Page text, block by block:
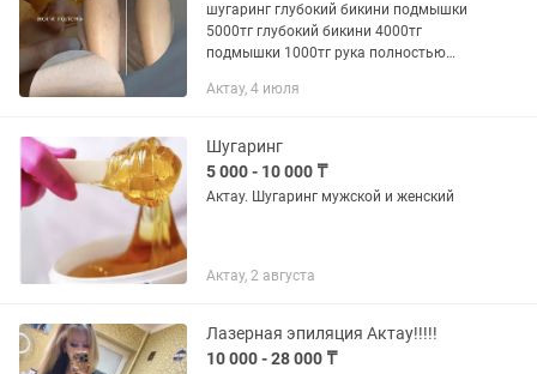
шугаринг глубокий бикини подмышки
5000тг глубокий бикини 4000тг
подмышки 1000тг рука полностью
10000тг
Актау, 4 июля
Шугаринг
5 000 - 10 000 ₸
Актау. Шугаринг мужской и женский
Актау, 2 августа
Лазерная эпиляция Актау!!!!!
10 000 - 28 000 ₸